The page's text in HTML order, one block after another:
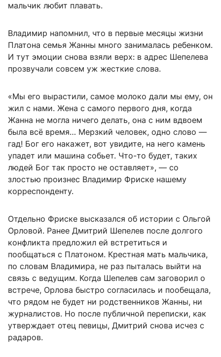
мальчик любит плавать.
Владимир напомнил, что в первые месяцы жизни
Платона семья Жанны много занималась ребенком.
И тут эмоции снова взяли верх: в адрес Шепелева
прозвучали совсем уж жесткие слова.
«Мы его вырастили, самое молоко дали мы ему, он
жил с нами. Жена с самого первого дня, когда
Жанна не могла ничего делать, она с ним вдвоем
была всё время… Мерзкий человек, одно слово —
гад! Бог его накажет, вот увидите, на него камень
упадет или машина собьет. Что-то будет, таких
людей Бог так просто не оставляет», — со
злостью произнес Владимир Фриске нашему
корреспонденту.
Отдельно Фриске высказался об истории с Ольгой
Орловой. Ранее Дмитрий Шепелев после долгого
конфликта предложил ей встретиться и
пообщаться с Платоном. Крестная мать мальчика,
по словам Владимира, не раз пыталась выйти на
связь с ведущим. Когда Шепелев сам заговорил о
встрече, Орлова быстро согласилась и пообещала,
что рядом не будет ни родственников Жанны, ни
журналистов. Но после публичной переписки, как
утверждает отец певицы, Дмитрий снова исчез с
радаров.